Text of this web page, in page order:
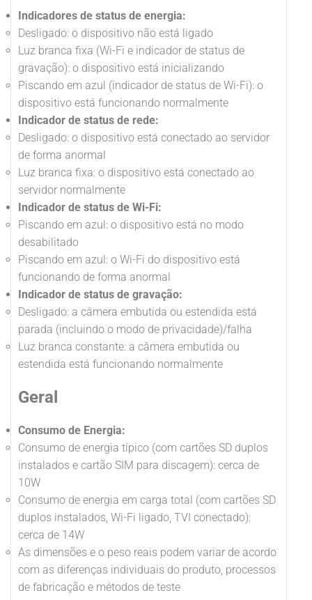
Indicadores de status de energia:
Desligado: o dispositivo não está ligado
Luz branca fixa (Wi-Fi e indicador de status de
gravação): o dispositivo está inicializando
Piscando em azul (indicador de status de Wi-Fi): o
dispositivo está funcionando normalmente
Indicador de status de rede:
Desligado: o dispositivo está conectado ao servidor
de forma anormal
Luz branca fixa: o dispositivo está conectado ao
servidor normalmente
Indicador de status de Wi-Fi:
Piscando em azul: o dispositivo está no modo
desabilitado
Piscando em azul: o Wi-Fi do dispositivo está
funcionando de forma anormal
Indicador de status de gravação:
Desligado: a câmera embutida ou estendida está
parada (incluindo o modo de privacidade)/falha
Luz branca constante: a câmera embutida ou
estendida está funcionando normalmente
Geral
Consumo de Energia:
Consumo de energia típico (com cartões SD duplos
instalados e cartão SIM para discagem): cerca de
10W
Consumo de energia em carga total (com cartões SD
duplos instalados, Wi-Fi ligado, TVI conectado):
cerca de 14W
As dimensões e o peso reais podem variar de acordo
com as diferenças individuais do produto, processos
de fabricação e métodos de teste